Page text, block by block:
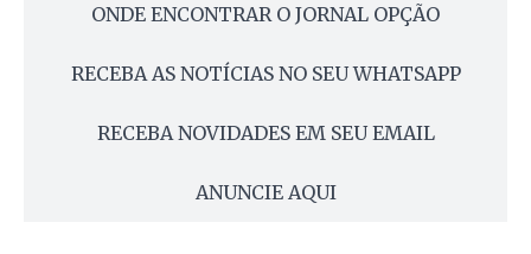
ONDE ENCONTRAR O JORNAL OPÇÃO
RECEBA AS NOTÍCIAS NO SEU WHATSAPP
RECEBA NOVIDADES EM SEU EMAIL
ANUNCIE AQUI